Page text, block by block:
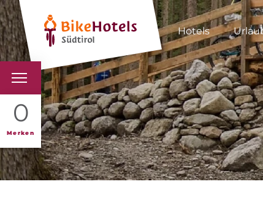
Hotels
0
Merken
BIKEHOTELS
HOTELS & PAKETE
TOUREN & REVIERE